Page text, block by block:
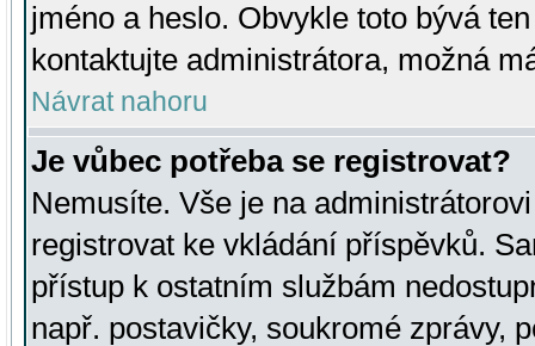
jméno a heslo. Obvykle toto bývá
kontaktujte administrátora, možná
Návrat nahoru
Je vůbec potřeba se registrovat?
Nemusíte. Vše je na
registrovat ke vkládání příspěvků.
přístup k ostatním službám
např. postavičky, soukromé zprávy,